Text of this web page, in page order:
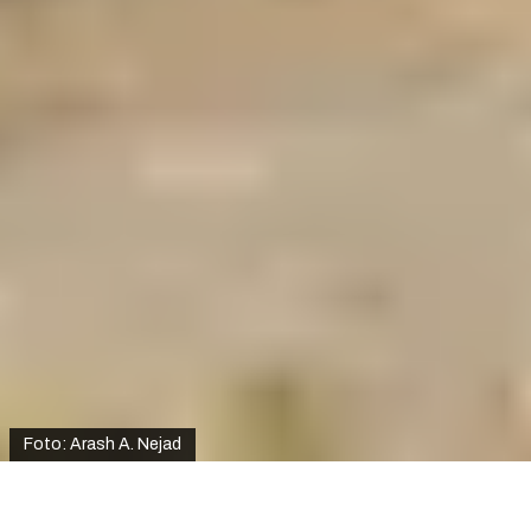
Foto: Arash A. Nejad